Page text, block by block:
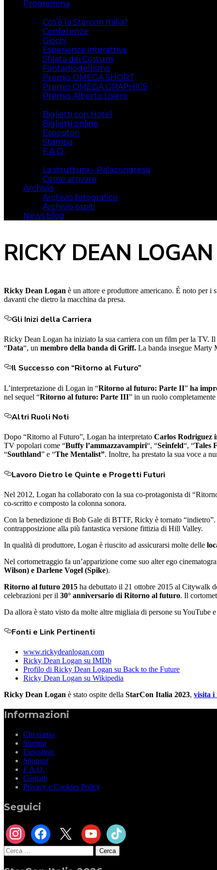
Programma
Cos’è la Starcon Italia?
Conferenze
Giochi
Esperienze interattive
Sfilata dei Costumi
Fantamodellismo
Premio OMEGA SHORT
Premio OMEGA GRAPHICS
Premio Alberto Lisiero
Biglietti con Hotel
Biglietti online
Espositori
Stampa
F.A.Q.
La struttura – Palacongressi
Come arrivare
Archivio
Archivio fotografico
Archivio ospiti
News blog
RICKY DEAN LOGAN
Ricky Dean Logan è un attore e produttore americano. È noto per i
davanti che dietro la macchina da presa.
Gli Inizi della Carriera
Ricky Dean Logan ha iniziato la sua carriera con un film per la TV.
“Data“, un membro della banda di Griff. La banda insegue
Il Successo con “Ritorno al Futuro”
L’interpretazione di Logan in “Ritorno al futuro: Parte II” ha
nel sequel “Ritorno al futuro: Parte III” in un ruolo
Altri Ruoli Noti
Dopo “Ritorno al Futuro”, Logan ha interpretato Carlos Rodriguez
TV popolari come “Buffy l’ammazzavampiri“, “Seinfeld“, “Tales
“Southland” e “The Mentalist”​​. Inoltre, ha prestato la sua voce a
Lavoro Dietro le Quinte e Progetti Futuri
Nel 2012, Logan ha collaborato con la sua co-protagonista di
co-scritto e composto la colonna sonora​​.
Con la benedizione di Bob Gale di BTTF, Ricky è tornato
contrapposizione alla più fantastica versione fittizia di Hill Valley.
In qualità di produttore, Logan è riuscito ad assicurarsi molte delle
Nel cortometraggio fa un’apparizione come suo alter ego
Wilson) e Darlene Vogel (Spike).
Ritorno al futuro 2015 ha debuttato il 21 ottobre 2015 al Citywalk
celebrazioni per il 30° anniversario di Ritorno al futuro. Il
Da allora è stato visto da molte altre migliaia di persone su YouTube
Fonti e Link Pertinenti
www.rickydeanlogan.com
Ricky Dean Logan su IMDb
Profilo di Ricky Dean Logan su Back to the Future
Ricky Dean Logan su Wikipedia
Ricky Dean Logan è stato ospite della StarCon Italia 2023, visita i
Informazioni
Chi siamo
Stampa
Espositori
Sponsor
F.A.Q.
Contatti
Privacy e Cookies Policy
Seguici
instagramfacebook youtube tiktok
Ricerca
per: